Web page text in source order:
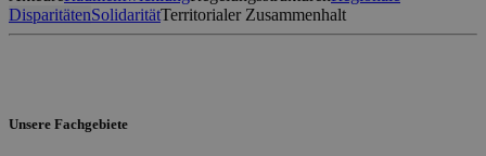
DisparitätenSolidaritätTerritorialer Zusammenhalt
Unsere Fachgebiete